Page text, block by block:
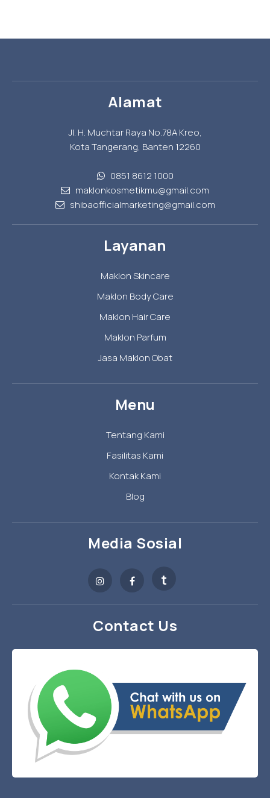
Alamat
Jl. H. Muchtar Raya No.78A Kreo,
Kota Tangerang, Banten 12260
0851 8612 1000
maklonkosmetikmu@gmail.com
shibaofficialmarketing@gmail.com
Layanan
Maklon Skincare
Maklon Body Care
Maklon Hair Care
Maklon Parfum
Jasa Maklon Obat
Menu
Tentang Kami
Fasilitas Kami
Kontak Kami
Blog
Media Sosial
t
Contact Us